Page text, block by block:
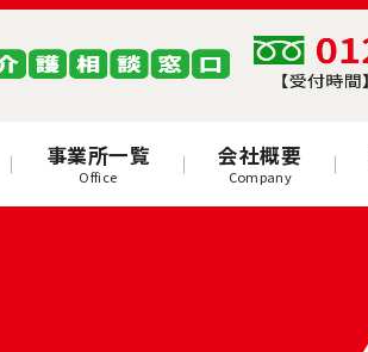
事業所一覧
Office
会社概要
Company